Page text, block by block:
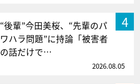
4
“後輩”今田美桜、“先輩のパ
ワハラ問題”に持論「被害者
の話だけで…
2026.08.05